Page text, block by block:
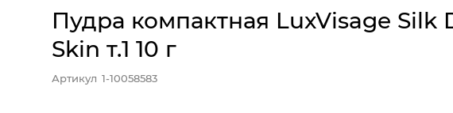
Пудра компактная LuxVisage Silk
Skin т.1 10 г
Артикул 1-10058583